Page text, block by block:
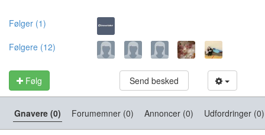
Følger (1)
Følgere (12)
Følg Send besked
Gnavere (0) Forumemner (0) Annoncer (0) Udfordringer (0)